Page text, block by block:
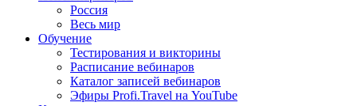
Россия
Весь мир
Обучение
Тестирования и викторины
Расписание вебинаров
Каталог записей вебинаров
Эфиры Profi.Travel на YouTube